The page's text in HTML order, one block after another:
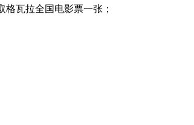
瓦拉全国电影票一张；